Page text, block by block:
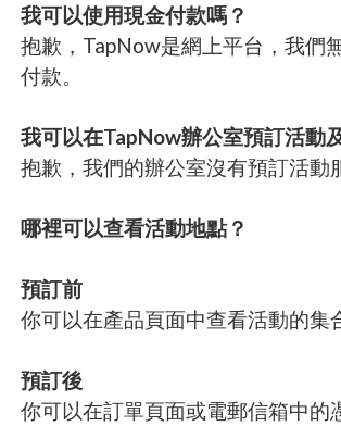
我可以使用現金付款嗎？
抱歉，TapNow是網上平台，我們
付款。
我可以在TapNow辦公室預訂活動
抱歉，我們的辦公室沒有預訂活動
哪裡可以查看活動地點？
預訂前
你可以在產品頁面中查看活動的集
預訂後
你可以在訂單頁面或電郵信箱中的